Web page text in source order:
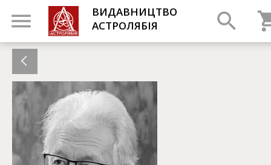
ВИДАВНИЦТВО
АСТРОЛЯБІЯ